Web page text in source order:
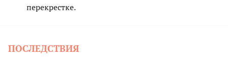
перекрестке.
ПОСЛЕДСТВИЯ